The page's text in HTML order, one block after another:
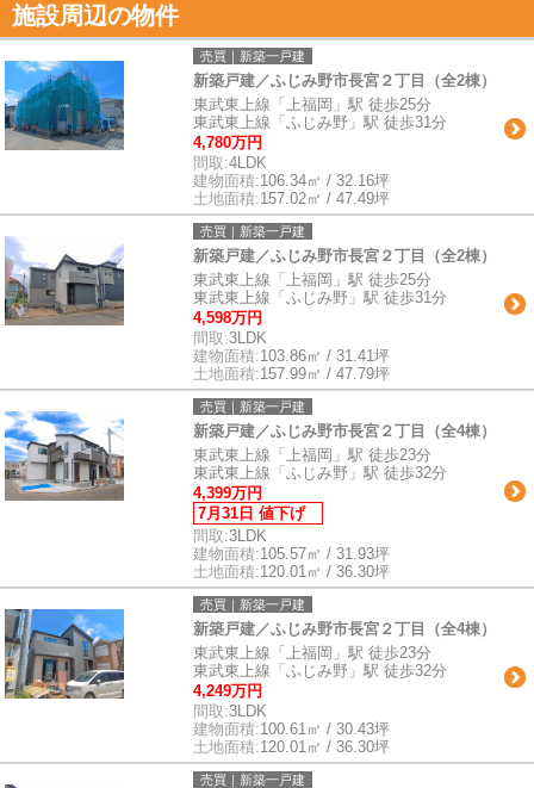
施設周辺の物件
売買｜新築一戸建
新築戸建／ふじみ野市長宮２丁目（全2棟）
東武東上線「上福岡」駅 徒歩25分
東武東上線「ふじみ野」駅 徒歩31分
4,780万円
間取:4LDK
建物面積:106.34㎡ / 32.16坪
土地面積:157.02㎡ / 47.49坪
売買｜新築一戸建
新築戸建／ふじみ野市長宮２丁目（全2棟）
東武東上線「上福岡」駅 徒歩25分
東武東上線「ふじみ野」駅 徒歩31分
4,598万円
間取:3LDK
建物面積:103.86㎡ / 31.41坪
土地面積:157.99㎡ / 47.79坪
売買｜新築一戸建
新築戸建／ふじみ野市長宮２丁目（全4棟）
東武東上線「上福岡」駅 徒歩23分
東武東上線「ふじみ野」駅 徒歩32分
4,399万円
7月31日 値下げ
間取:3LDK
建物面積:105.57㎡ / 31.93坪
土地面積:120.01㎡ / 36.30坪
売買｜新築一戸建
新築戸建／ふじみ野市長宮２丁目（全4棟）
東武東上線「上福岡」駅 徒歩23分
東武東上線「ふじみ野」駅 徒歩32分
4,249万円
間取:3LDK
建物面積:100.61㎡ / 30.43坪
土地面積:120.01㎡ / 36.30坪
売買｜新築一戸建